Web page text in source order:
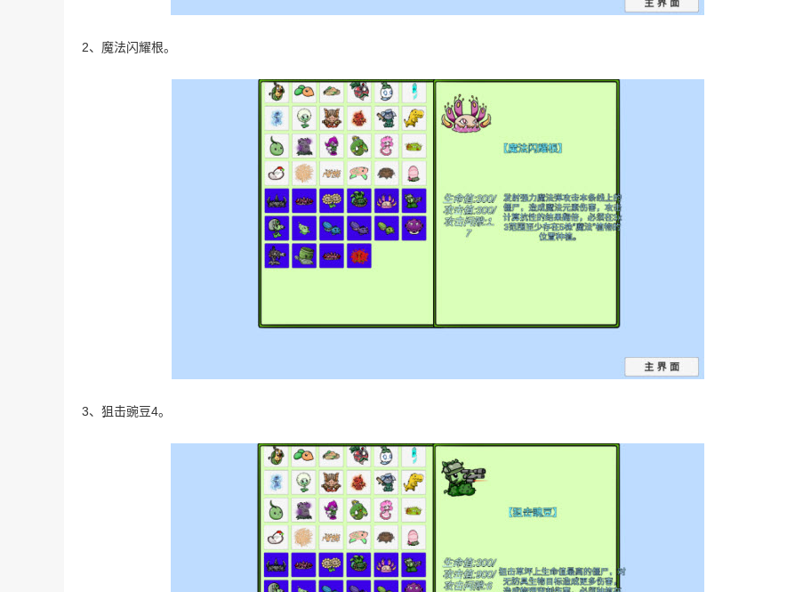
2、魔法闪耀根。
3、狙击豌豆4。